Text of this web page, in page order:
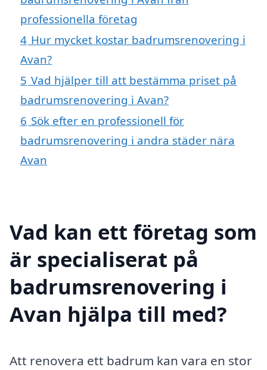
professionella företag
4 Hur mycket kostar badrumsrenovering i
Avan?
5 Vad hjälper till att bestämma priset på
badrumsrenovering i Avan?
6 Sök efter en professionell för
badrumsrenovering i andra städer nära
Avan
Vad kan ett företag som
är specialiserat på
badrumsrenovering i
Avan hjälpa till med?
Att renovera ett badrum kan vara en stor